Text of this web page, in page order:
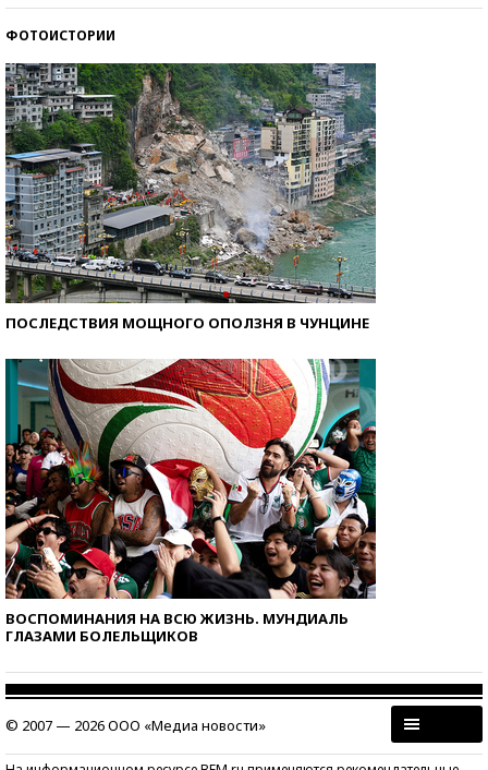
ФОТОИСТОРИИ
ПОСЛЕДСТВИЯ МОЩНОГО ОПОЛЗНЯ В ЧУНЦИНЕ
ВОСПОМИНАНИЯ НА ВСЮ ЖИЗНЬ. МУНДИАЛЬ
ГЛАЗАМИ БОЛЕЛЬЩИКОВ
© 2007 — 2026 ООО «Медиа новости»